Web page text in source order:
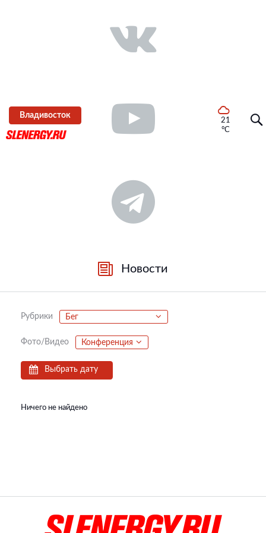
Владивосток
21
°C
Новости
Рубрики Бег
Фото/Видео Конференция
Выбрать дату
Ничего не найдено